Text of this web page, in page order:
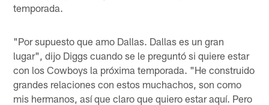
temporada.
"Por supuesto que amo Dallas. Dallas es un gran
lugar", dijo Diggs cuando se le preguntó si quiere estar
con los Cowboys la próxima temporada. "He construido
grandes relaciones con estos muchachos, son como
mis hermanos, así que claro que quiero estar aquí. Pero